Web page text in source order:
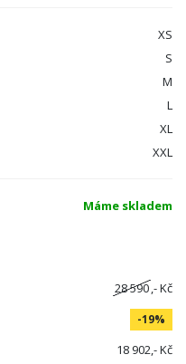
XS
S
M
L
XL
XXL
Máme skladem
28 590,- Kč
-19%
18 902,- Kč